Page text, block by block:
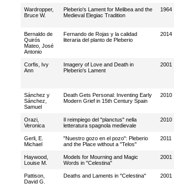
Wardropper,
Bruce W.
Pleberio's Lament for Melibea and the
Medieval Elegiac Tradition
1964
Bernaldo de
Quirós
Mateo, José
Antonio
Fernando de Rojas y la calidad
literaria del planto de Pleberio
2014
Corfis, Ivy
Ann
Imagery of Love and Death in
Pleberio's Lament
2001
Sánchez y
Sánchez,
Samuel
Death Gets Personal: Inventing Early
Modern Grief in 15th Century Spain
2010
Orazi,
Veronica
Il reimpiego del "planctus" nella
letteratura spagnola medievale
2010
Gerli, E.
Michael
"Nuestro gozo en el pozo": Pleberio
and the Place without a "Telos"
2011
Haywood,
Louise M.
Models for Mourning and Magic
Words in "Celestina"
2001
Pattison,
David G.
Deaths and Laments in "Celestina" 2001